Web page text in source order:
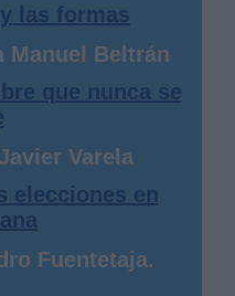
las formas
Manuel Beltrán
que nunca se
Varela
elecciones en
Fuentetaja.